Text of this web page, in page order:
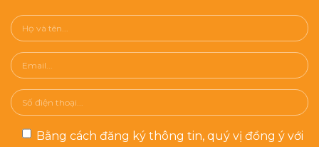
Bằng cách đăng ký thông tin, quý vị đồng ý với